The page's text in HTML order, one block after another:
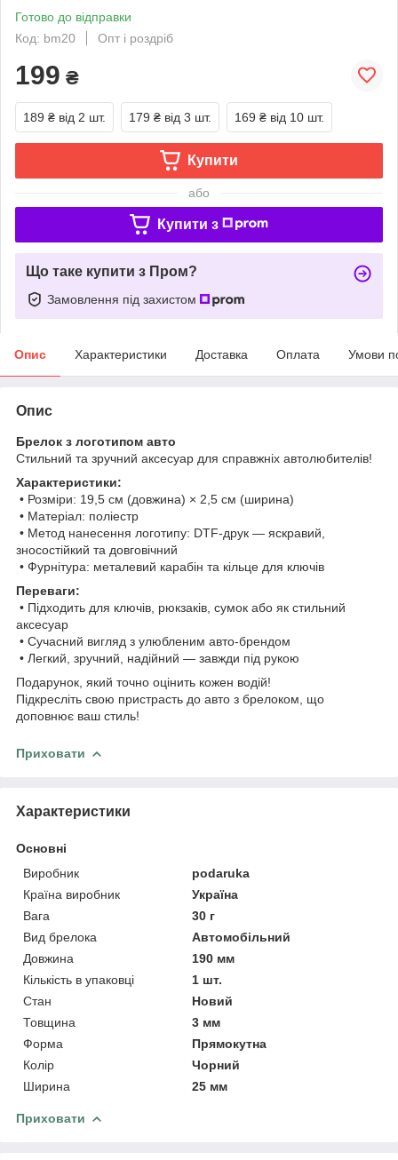
Готово до відправки
Код: bm20
Опт і роздріб
199 ₴
189 ₴ від 2 шт. 179 ₴ від 3 шт. 169 ₴ від 10 шт.
Купити
або
Купити з
Що таке купити з Пром?
Замовлення під захистом
Опис Характеристики Доставка Оплата Умови
Опис
Брелок з логотипом авто
Стильний та зручний аксесуар для справжніх автолюбителів!
Характеристики:
• Розміри: 19,5 см (довжина) × 2,5 см (ширина)
• Матеріал: поліестр
• Метод нанесення логотипу: DTF-друк — яскравий,
зносостійкий та довговічний
• Фурнітура: металевий карабін та кільце для ключів
Переваги:
• Підходить для ключів, рюкзаків, сумок або як стильний
аксесуар
• Сучасний вигляд з улюбленим авто-брендом
• Легкий, зручний, надійний — завжди під рукою
Подарунок, який точно оцінить кожен водій!
Підкресліть свою пристрасть до авто з брелоком, що
доповнює ваш стиль!
Приховати
Характеристики
Основні
Виробник
podaruka
Країна виробник
Україна
Вага
30 г
Вид брелока
Автомобільний
Довжина
190 мм
Кількість в упаковці
1 шт.
Стан
Новий
Товщина
3 мм
Форма
Прямокутна
Колір
Чорний
Ширина
25 мм
Приховати